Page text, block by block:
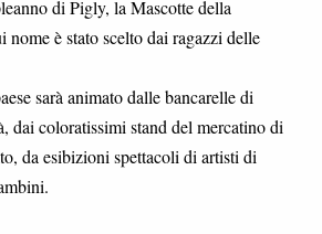
di Pigly, la Mascotte della
nome è stato scelto dai ragazzi delle
sarà animato dalle bancarelle di
dai coloratissimi stand del mercatino di
da esibizioni spettacoli di artisti di